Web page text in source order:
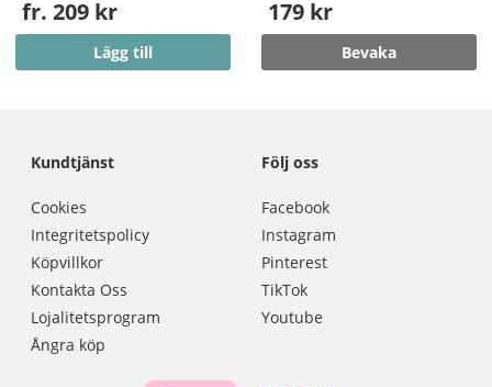
fr. 209 kr
Lägg till
179 kr
Bevaka
Kundtjänst
Cookies
Integritetspolicy
Köpvillkor
Kontakta Oss
Lojalitetsprogram
Ångra köp
Följ oss
Facebook
Instagram
Pinterest
TikTok
Youtube